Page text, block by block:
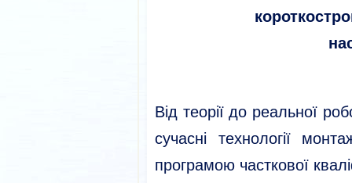
Від теорії до реальної
сучасні технології
програмою часткової